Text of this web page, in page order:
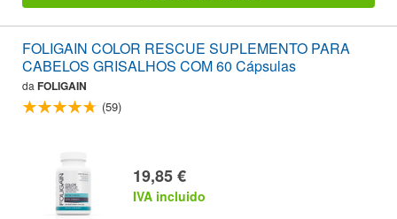
FOLIGAIN COLOR RESCUE SUPLEMENTO PARA
CABELOS GRISALHOS COM 60 Cápsulas
da FOLIGAIN
(59)
19,85 €
IVA incluido